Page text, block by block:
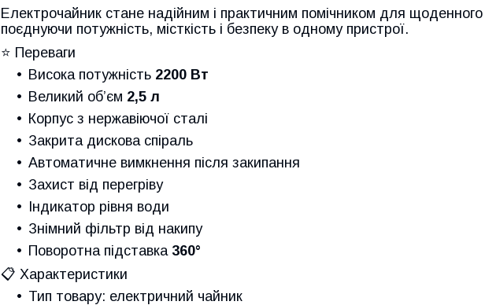
Електрочайник стане надійним і практичним помічником для
поєднуючи потужність, місткість і безпеку в одному пристрої.
⭐ Переваги
Висока потужність 2200 Вт
Великий об’єм 2,5 л
Корпус з нержавіючої сталі
Закрита дискова спіраль
Автоматичне вимкнення після закипання
Захист від перегріву
Індикатор рівня води
Знімний фільтр від накипу
Поворотна підставка 360°
📋 Характеристики
Тип товару: електричний чайник